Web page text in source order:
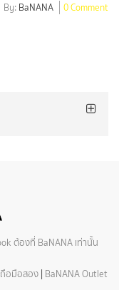
By: BaNANA 0 Comment
ต้องที่ BaNANA เท่านั้น
อมือสอง | BaNANA Outlet